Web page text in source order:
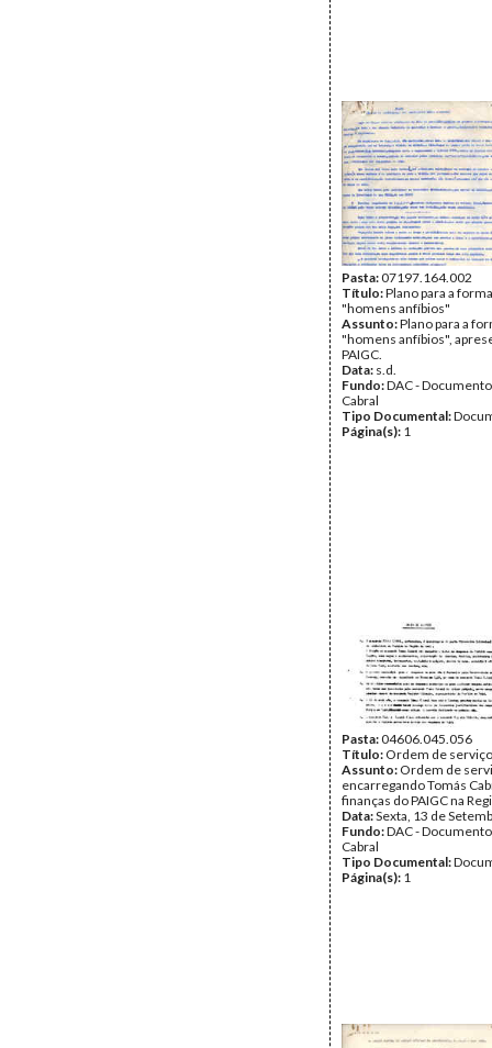
Pasta:07197.164.002
Título:Plano para a
"homens anfíbios"
Assunto:Plano para a
"homens anfíbios",
PAIGC.
Data: s.d.
Fundo:DAC -
Cabral
Tipo Documental:
Página(s): 1
Pasta:04606.045.056
Título: Ordem de serviço
Assunto: Ordem de
encarregando Tomás
finanças do PAIGC na
Data:Sexta, 13 de
Fundo:DAC -
Cabral
Tipo Documental:
Página(s): 1